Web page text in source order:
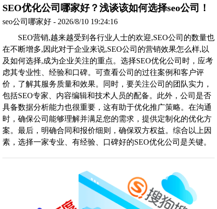
SEO优化公司哪家好？浅谈该如何选择seo公司！
seo公司哪家好 - 2026/8/10 19:24:16
SEO营销,越来越受到各行业人士的欢迎,SEO公司的数量也
在不断增多,因此对于企业来说,SEO公司的营销效果怎么样,以
及如何选择,成为企业关注的重点。选择SEO优化公司时，应考
虑其专业性、经验和口碑。可查看公司的过往案例和客户评
价，了解其服务质量和效果。同时，要关注公司的团队实力，
包括SEO专家、内容编辑和技术人员的配备。此外，公司是否
具备数据分析能力也很重要，这有助于优化推广策略。在沟通
时，确保公司能够理解并满足您的需求，提供定制化的优化方
案。最后，明确合同和报价细则，确保双方权益。综合以上因
素，选择一家专业、有经验、口碑好的SEO优化公司是关键。